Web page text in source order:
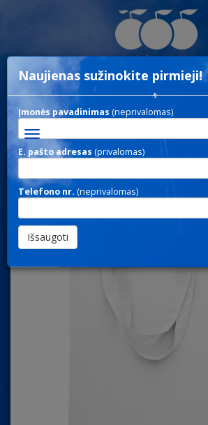
Toggle
navigation
BAG 079 / MAIŠELIAI
Naujienas sužinokite pirmieji!
Įmonės pavadinimas (neprivalomas)
E. pašto adresas (privalomas)
Telefono nr. (neprivalomas)